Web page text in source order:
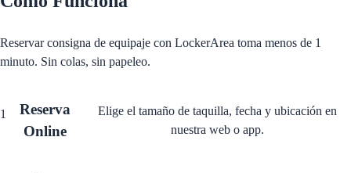
Reservar consigna de equipaje con LockerArea toma menos de 1
minuto. Sin colas, sin papeleo.
1
Reserva
Online
Elige el tamaño de taquilla, fecha y ubicación en
nuestra web o app.